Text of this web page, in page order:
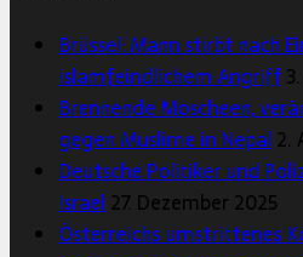
Brüssel: Mann stirbt nach
islamfeindlichem Angriff
Brennende Moscheen,
gegen Muslime in Nepal 2.
Deutsche Politiker und
Israel 27. Dezember 2025
Österreichs umstrittenes